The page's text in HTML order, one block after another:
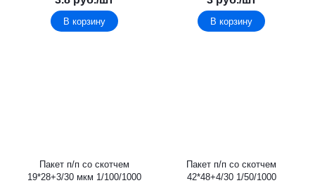
В корзину В корзину
Пакет п/п со скотчем
19*28+3/30 мкм 1/100/1000
Пакет п/п со скотчем
42*48+4/30 1/50/1000